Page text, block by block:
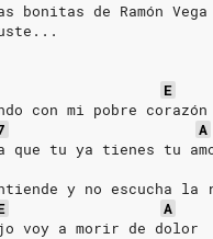
bonitas de Ramón Vega
E
con mi pobre corazón
A
que tu ya tienes tu
y no escucha la
A
voy a morir de dolor